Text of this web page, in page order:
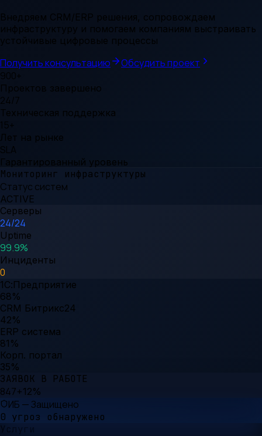
Внедряем CRM/ERP решения, сопровождаем
инфраструктуру и помогаем компаниям выстраивать
устойчивые цифровые процессы
Получить консультацию
Обсудить проект
900+
Проектов завершено
24/7
Техническая поддержка
15+
Лет на рынке
SLA
Гарантированный уровень
Мониторинг инфраструктуры
Статус систем
ACTIVE
Серверы
24/24
Uptime
99.9%
Инциденты
0
1С:Предприятие
68%
CRM Битрикс24
42%
ERP система
81 %
Корп. портал
35%
ЗАЯВОК В РАБОТЕ
847+12%
ИБ — Защищено
0 угроз обнаружено
Услуги